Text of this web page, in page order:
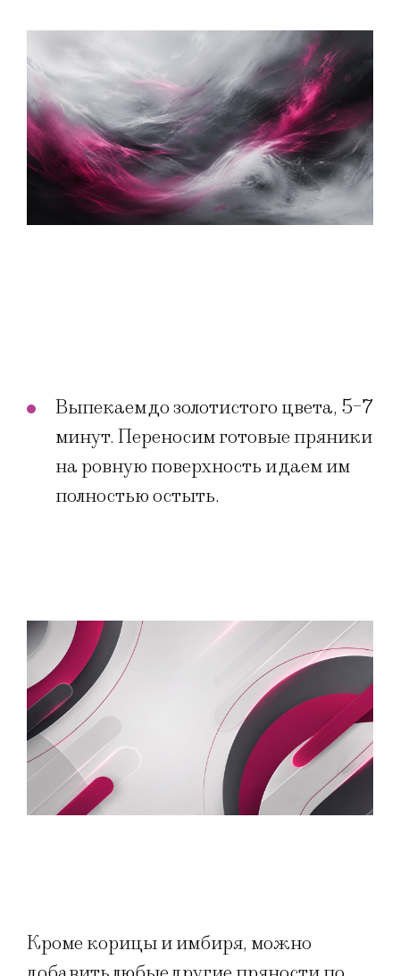
Выпекаем до золотистого цвета, 5-7
минут. Переносим готовые пряники
на ровную поверхность и даем им
полностью остыть.
Кроме корицы и имбиря, можно